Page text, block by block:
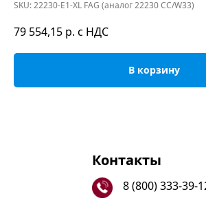
SKU:22230-E1-XL FAG (аналог 22230 CC/W33)
79 554,15 р. с НДС
В корзину
Контакты
8 (800) 333-39-